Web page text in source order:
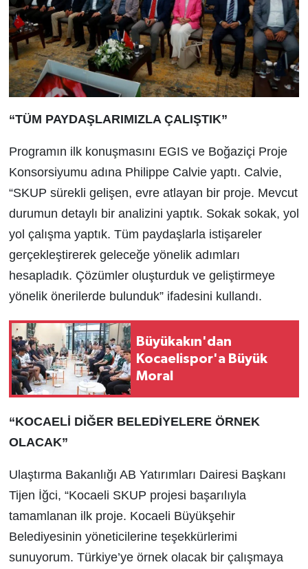
“TÜM PAYDAŞLARIMIZLA ÇALIŞTIK”
Programın ilk konuşmasını EGIS ve Boğaziçi Proje
Konsorsiyumu adına Philippe Calvie yaptı. Calvie,
“SKUP sürekli gelişen, evre atlayan bir proje. Mevcut
durumun detaylı bir analizini yaptık. Sokak sokak, yol
yol çalışma yaptık. Tüm paydaşlarla istişareler
gerçekleştirerek geleceğe yönelik adımları
hesapladık. Çözümler oluşturduk ve geliştirmeye
yönelik önerilerde bulunduk” ifadesini kullandı.
Büyükakın'dan
Kocaelispor'a Büyük
Moral
“KOCAELİ DİĞER BELEDİYELERE ÖRNEK
OLACAK”
Ulaştırma Bakanlığı AB Yatırımları Dairesi Başkanı
Tijen İğci, “Kocaeli SKUP projesi başarılıyla
tamamlanan ilk proje. Kocaeli Büyükşehir
Belediyesinin yöneticilerine teşekkürlerimi
sunuyorum. Türkiye’ye örnek olacak bir çalışmaya